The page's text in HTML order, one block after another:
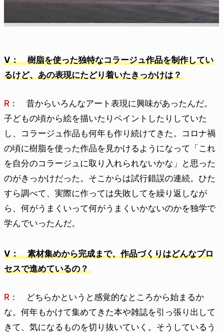
V： 樹脂を使った独特なコラージュ作品を制作してい
るけど、あの表現にたどり着いたきっかけは？
R ： 昔からいろんなアート表現に興味があったんだ。
子どもの頃から絵を描いたりペイントしたりしていた
し、コラージュ作品も何年も作り続けてきた。コロナ禍
の頃に樹脂を使った作品を見かけるようになって「これ
を自分のコラージュに取り入れられないかな」と思った
のがきっかけだった。そこからは試行錯誤の連続。ひた
すら調べて、実際に作っては失敗してを繰り返しなが
ら、何がうまくいって何がうまくいかないのかを独学で
学んでいったんだ。
V： 素材集めから完成まで、作品づくりはどんなプロ
セスで進めているの？
R ： どちらかというと感覚的なところから始まるか
な。何年もかけて集めてきた本や雑誌を引っ張り出して
きて、気になるものを切り抜いていく。そうしているう